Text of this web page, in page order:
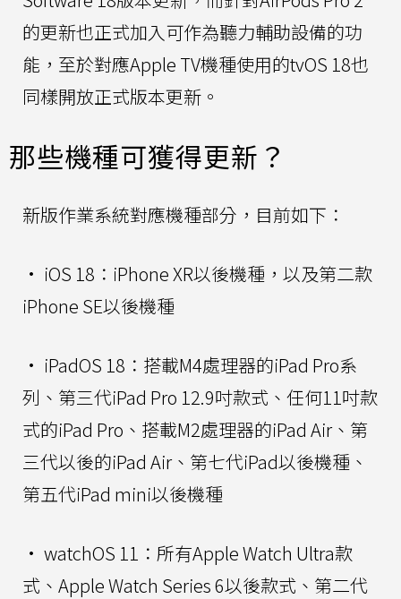
的更新也正式加入可作為聽力輔助設備的功
能，至於對應Apple TV機種使用的tvOS 18也
同樣開放正式版本更新。
那些機種可獲得更新？
新版作業系統對應機種部分，目前如下：
• iOS 18：iPhone XR以後機種，以及第二款
iPhone SE以後機種
• iPadOS 18：搭載M4處理器的iPad Pro系
列、第三代iPad Pro 12.9吋款式、任何11吋款
式的iPad Pro、搭載M2處理器的iPad Air、第
三代以後的iPad Air、第七代iPad以後機種、
第五代iPad mini以後機種
• watchOS 11：所有Apple Watch Ultra款
式、Apple Watch Series 6以後款式、第二代